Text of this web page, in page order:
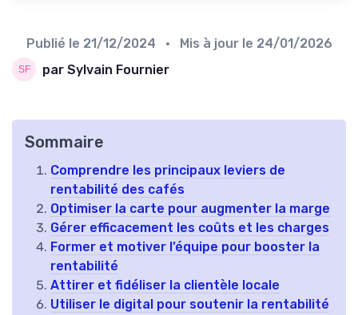
Publié le 21/12/2024 • Mis à jour le 24/01/2026
par Sylvain Fournier
Sommaire
Comprendre les principaux leviers de
rentabilité des cafés
Optimiser la carte pour augmenter la marge
Gérer efficacement les coûts et les charges
Former et motiver l’équipe pour booster la
rentabilité
Attirer et fidéliser la clientèle locale
Utiliser le digital pour soutenir la rentabilité